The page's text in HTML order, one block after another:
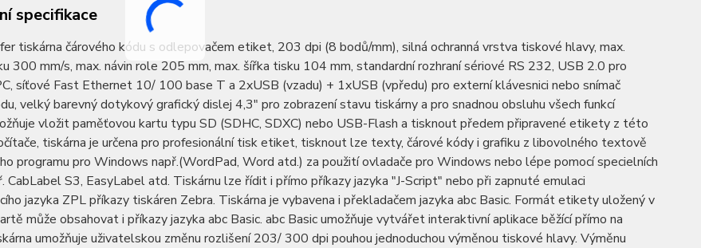
specifikace
tiskárna čárového kódu s odlepovačem etiket, 203 dpi (8 bodů/mm), silná ochranná vrstva tiskové hlavy, max.
300 mm/s, max. návin role 205 mm, max. šířka tisku 104 mm, standardní rozhraní sériové RS 232, USB 2.0 pro
síťové Fast Ethernet 10/ 100 base T a 2xUSB (vzadu) + 1xUSB (vpředu) pro externí klávesnici nebo snímač
velký barevný dotykový grafický dislej 4,3" pro zobrazení stavu tiskárny a pro snadnou obsluhu všech funkcí
vložit paměťovou kartu typu SD (SDHC, SDXC) nebo USB-Flash a tisknout předem připravené etikety z této
tiskárna je určena pro profesionální tisk etiket, tisknout lze texty, čárové kódy i grafiku z libovolného textově
programu pro Windows např.(WordPad, Word atd.) za použití ovladače pro Windows nebo lépe pomocí specielních
CabLabel S3, EasyLabel atd. Tiskárnu lze řídit i přímo příkazy jazyka "J-Script" nebo při zapnuté emulaci
jazyka ZPL příkazy tiskáren Zebra. Tiskárna je vybavena i překladačem jazyka abc Basic. Formát etikety uložený v
může obsahovat i příkazy jazyka abc Basic. abc Basic umožňuje vytvářet interaktivní aplikace běžící přímo na
umožňuje uživatelskou změnu rozlišení 203/ 300 dpi pouhou jednoduchou výměnou tiskové hlavy. Výměnu